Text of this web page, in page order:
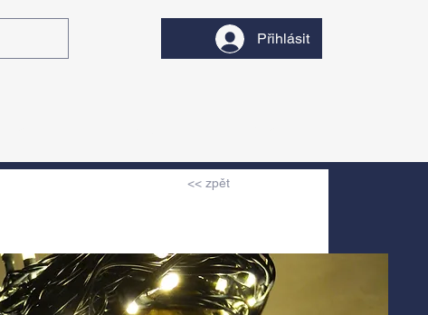
Přihlásit
<< zpět